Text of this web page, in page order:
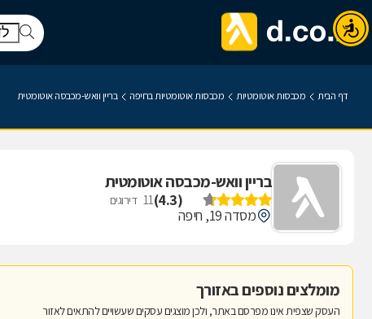
דף הבית מכבסות אוטומטיות מכבסות אוטומטיות בחיפה בריין וואש-מכבסה אוטומטית
בריין וואש-מכבסה אוטומטית
(
4.3
)
11 דירוגים
מסדה 19, חיפה
מומלצים נוספים באזורך
העסק שצפית אינו מפרסם באתר, ולכן מוצגים עסקים שעשויים להתאים לאזור